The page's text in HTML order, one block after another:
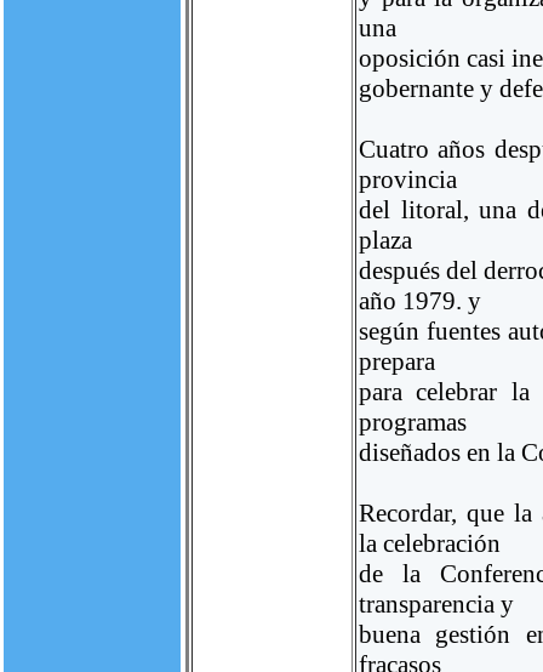
una
oposición casi
gobernante y
Cuatro años
provincia
del litoral, una
plaza
después del
año 1979. y
según fuentes
prepara
para celebrar
programas
diseñados en la
Recordar, que
la celebración
de la
transparencia y
buena gestión
fracasos